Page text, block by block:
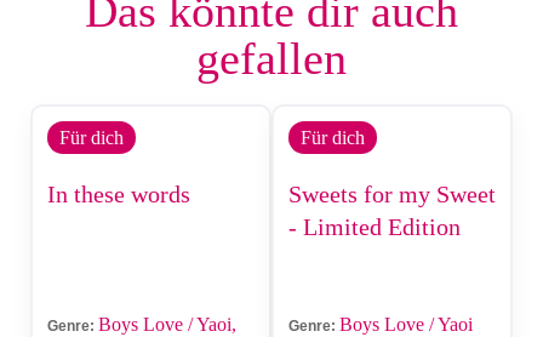
Das könnte dir auch
gefallen
Für dich
In these words
Genre: Boys Love / Yaoi,
Für dich
Sweets for my Sweet
- Limited Edition
Genre: Boys Love / Yaoi